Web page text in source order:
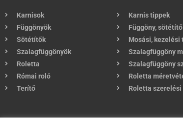
Karnisok
Függönyök
Sötétítők
Szalagfüggönyök
Roletta
Római roló
Terítő
Karnis tippek
Függöny,
Mosási, kezelési
Szalagfüggöny
Szalagfüggöny
Roletta
Roletta